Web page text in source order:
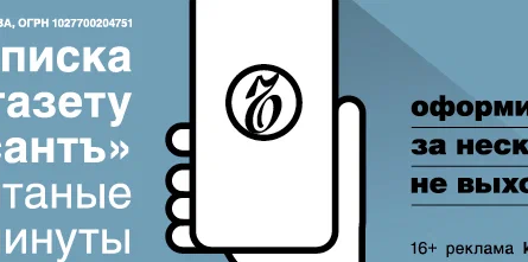
Реклама в «Ъ» www.kommersant.ru/ad